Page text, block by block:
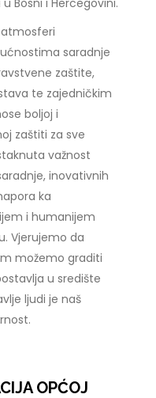
Bosni i Hercegovini.
saradnje
zaštite,
te zajedničkim
boljoj i
zaštiti za sve
važnost
inovativnih
ka
i humanijem
Vjerujemo da
možemo graditi
u središte
ljudi je naš
OPĆOJ